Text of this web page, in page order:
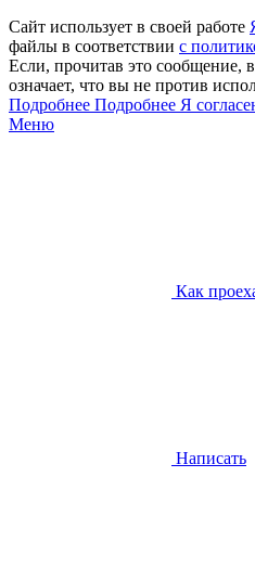
Сайт использует в своей работе
файлы в соответствии с
Если, прочитав это сообщение,
означает, что вы не против
Подробнее Подробнее Я
Меню
Как
Написать